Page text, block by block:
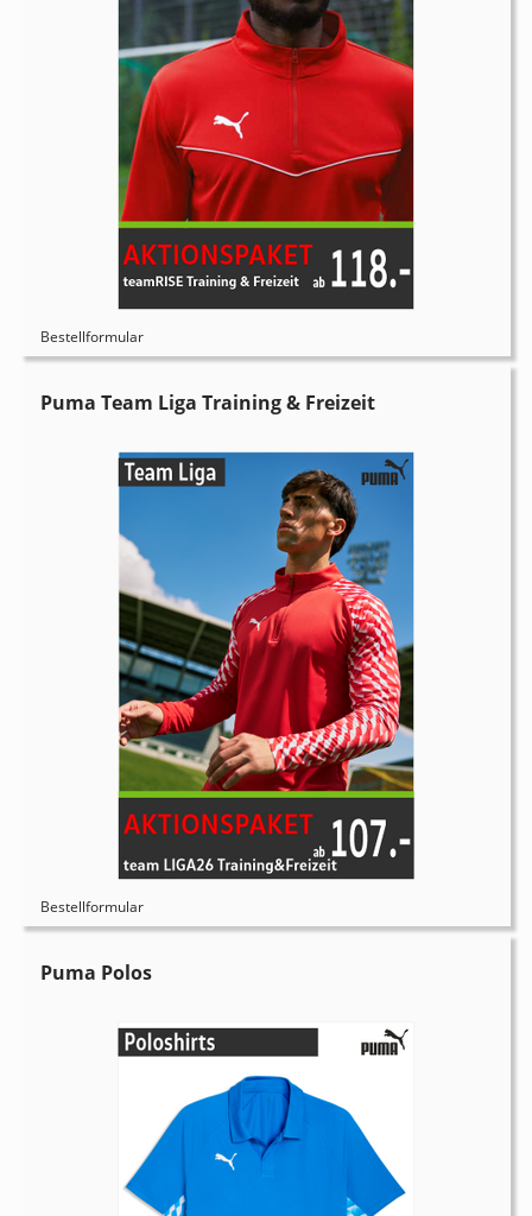
Bestellformular
Puma Team Liga Training & Freizeit
Bestellformular
Puma Polos